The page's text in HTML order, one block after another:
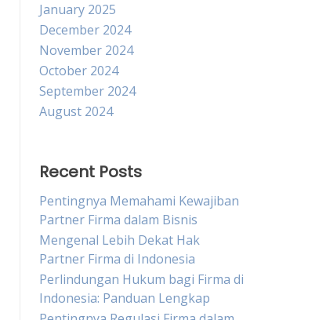
January 2025
December 2024
November 2024
October 2024
September 2024
August 2024
Recent Posts
Pentingnya Memahami Kewajiban
Partner Firma dalam Bisnis
Mengenal Lebih Dekat Hak
Partner Firma di Indonesia
Perlindungan Hukum bagi Firma di
Indonesia: Panduan Lengkap